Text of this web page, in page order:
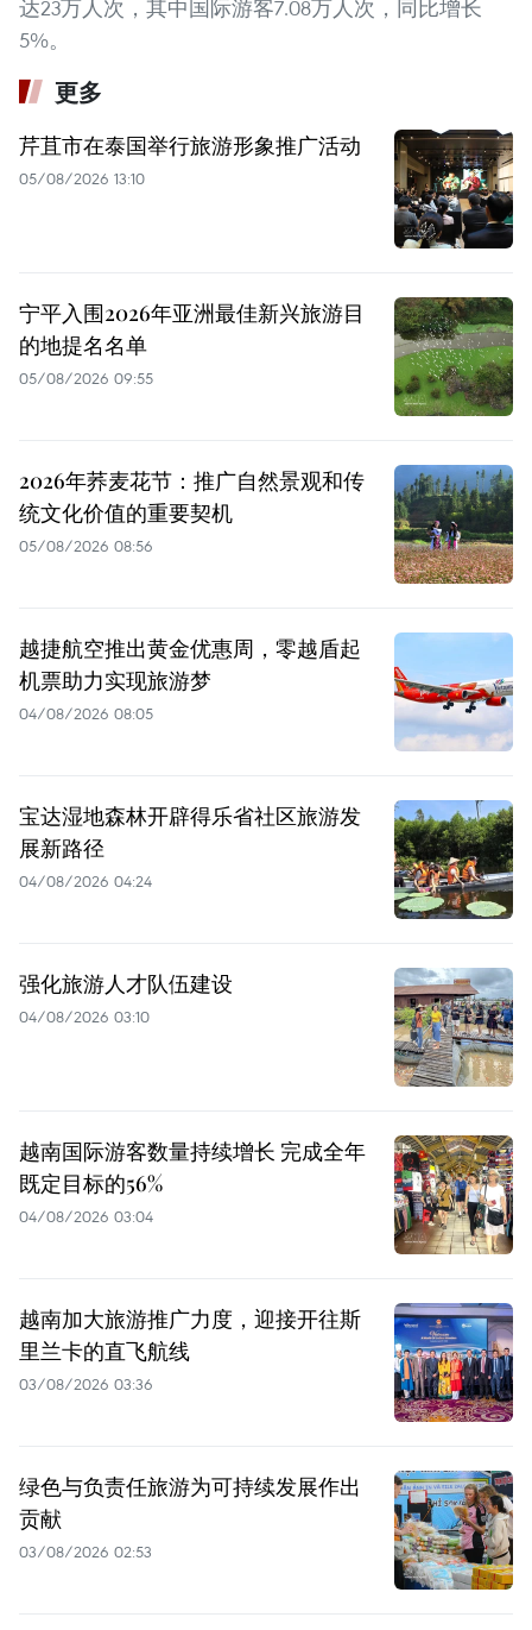
达23万人次，其中国际游客7.08万人次，同比增长
5%。
更多
芹苴市在泰国举行旅游形象推广活动
05/08/2026 13:10
宁平入围2026年亚洲最佳新兴旅游目
的地提名名单
05/08/2026 09:55
2026年荞麦花节：推广自然景观和传
统文化价值的重要契机
05/08/2026 08:56
越捷航空推出黄金优惠周，零越盾起
机票助力实现旅游梦
04/08/2026 08:05
宝达湿地森林开辟得乐省社区旅游发
展新路径
04/08/2026 04:24
强化旅游人才队伍建设
04/08/2026 03:10
越南国际游客数量持续增长 完成全年
既定目标的56%
04/08/2026 03:04
越南加大旅游推广力度，迎接开往斯
里兰卡的直飞航线
03/08/2026 03:36
绿色与负责任旅游为可持续发展作出
贡献
03/08/2026 02:53